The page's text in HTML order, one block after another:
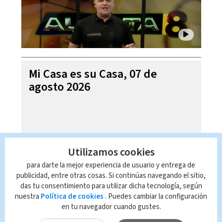
Mi Casa es su Casa, 07 de
agosto 2026
Utilizamos cookies
para darte la mejor experiencia de usuario y entrega de
publicidad, entre otras cosas. Si continúas navegando el sitio,
das tu consentimiento para utilizar dicha tecnología, según
nuestra Política de cookies . Puedes cambiar la configuración
en tu navegador cuando gustes.